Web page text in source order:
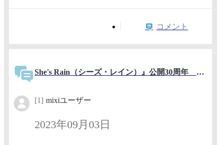
コメント
She's Rain（シーズ・レイン）』公開30周年 上映会
[1] mixiユーザー
2023年09月03日